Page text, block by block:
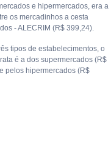
e hipermercados, era a
os mercadinhos a cesta
- ALECRIM (R$ 399,24).
tipos de estabelecimentos, o
é a dos supermercados (R$
pelos hipermercados (R$